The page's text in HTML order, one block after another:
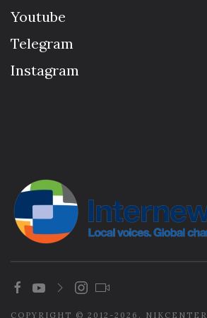
Youtube
Telegram
Instagram
COPYRIGHT © 2012-2026. NIKCENTER